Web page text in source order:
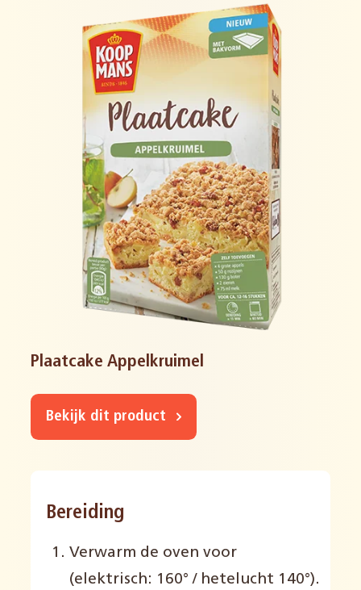
Plaatcake Appelkruimel
Bekijk dit product
Bereiding
Verwarm de oven voor
(elektrisch: 160° / hetelucht 140°).